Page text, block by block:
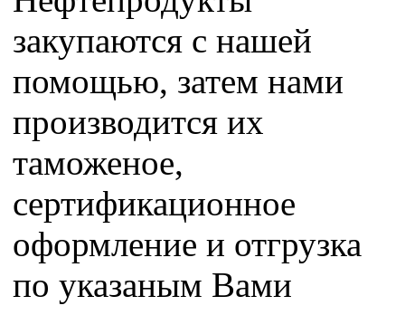
закупаются с нашей
помощью, затем нами
производится их
таможеное,
сертификационное
оформление и отгрузка
по указаным Вами